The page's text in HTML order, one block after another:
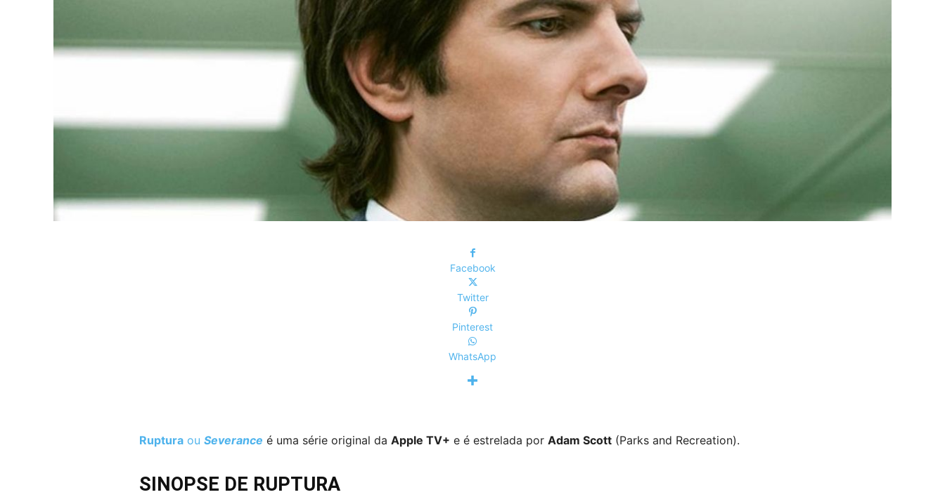
Facebook
Twitter
Pinterest
WhatsApp
Ruptura ou Severance é uma série original da Apple TV+ e é estrelada por Adam Scott (Parks and Recreation).
SINOPSE DE RUPTURA